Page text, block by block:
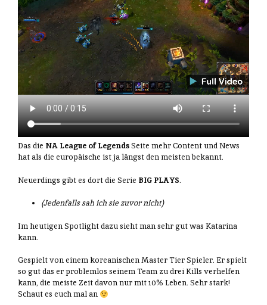
Das die NA League of LegendsSeite mehr Content und News
hat als die europäische ist ja längst den meisten bekannt.
Neuerdings gibt es dort die Serie BIG PLAYS.
(Jedenfalls sah ich sie zuvor nicht)
Im heutigen Spotlight dazu sieht man sehr gut was Katarina
kann.
Gespielt von einem koreanischen Master Tier Spieler. Er spielt
so gut das er problemlos seinem Team zu drei Kills verhelfen
kann, die meiste Zeit davon nur mit 10% Leben. Sehr stark!
Schaut es euch mal an